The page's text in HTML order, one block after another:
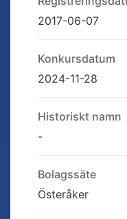
2017-06-07
Konkursdatum
2024-11-28
Historiskt namn
-
Bolagssäte
Österåker